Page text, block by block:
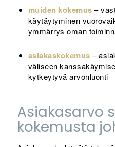
muiden kokemus –
käytäytyminen
ymmärrys oman
asiakaskokemus–
väliseen
kytkeytyvä arvonluonti
Asiakasarvo
kokemusta